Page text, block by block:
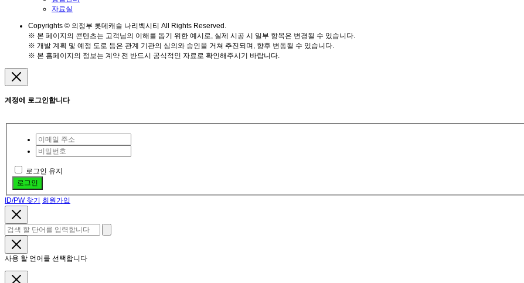
자료실
Copyrights © 의정부 롯데캐슬 나리벡시티 All Rights Reserved.
※ 본 페이지의 콘텐츠는 고객님의 이해를 돕기 위한 예시로, 실제 시공 시 일부 항목은 변경될 수 있습니다.
※ 개발 계획 및 예정 도로 등은 관계 기관의 심의와 승인을 거쳐 추진되며, 향후 변동될 수 있습니다.
※ 본 홈페이지의 정보는 계약 전 반드시 공식적인 자료로 확인해주시기 바랍니다.
계정에 로그인합니다
로그인 유지
로그인
ID/PW 찾기 회원가입
사용 할 언어를 선택합니다